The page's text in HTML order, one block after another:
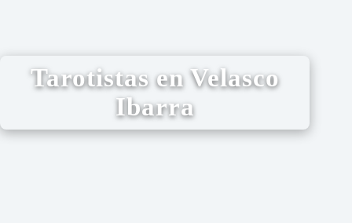
Tarotistas en Velasco
Ibarra